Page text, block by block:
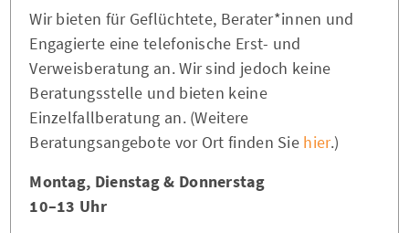
Wir bieten für Geflüchtete, Berater*innen und
Engagierte eine telefonische Erst- und
Verweisberatung an. Wir sind jedoch keine
Beratungsstelle und bieten keine
Einzelfallberatung an. (Weitere
Beratungsangebote vor Ort finden Sie hier.)
Montag, Dienstag & Donnerstag
10–13 Uhr